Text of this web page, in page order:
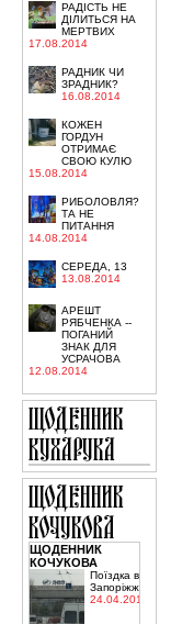
РАДІСТЬ НЕ
ДІЛИТЬСЯ НА
МЕРТВИХ
17.08.2014
РАДНИК ЧИ
ЗРАДНИК?
16.08.2014
КОЖЕН
ГОРДУН
ОТРИМАЄ
СВОЮ КУЛЮ
15.08.2014
РИБОЛОВЛЯ?
ТА НЕ
ПИТАННЯ
14.08.2014
СЕРЕДА, 13
13.08.2014
АРЕШТ
РЯБЧЕНКА --
ПОГАНИЙ
ЗНАК ДЛЯ
УСРАЧОВА
12.08.2014
ЩОДЕННИК
КОЧУКОВА
Поїздка в
Запоріжжя
24.04.2015